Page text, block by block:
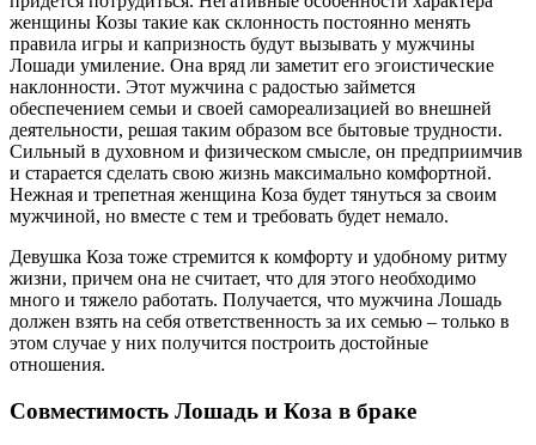
женщины Козы такие как склонность постоянно менять
правила игры и капризность будут вызывать у мужчины
Лошади умиление. Она вряд ли заметит его эгоистические
наклонности. Этот мужчина с радостью займется
обеспечением семьи и своей самореализацией во внешней
деятельности, решая таким образом все бытовые трудности.
Сильный в духовном и физическом смысле, он предприимчив
и старается сделать свою жизнь максимально комфортной.
Нежная и трепетная женщина Коза будет тянуться за своим
мужчиной, но вместе с тем и требовать будет немало.
Девушка Коза тоже стремится к комфорту и удобному ритму
жизни, причем она не считает, что для этого необходимо
много и тяжело работать. Получается, что мужчина Лошадь
должен взять на себя ответственность за их семью – только в
этом случае у них получится построить достойные
отношения.
Совместимость Лошадь и Коза в браке